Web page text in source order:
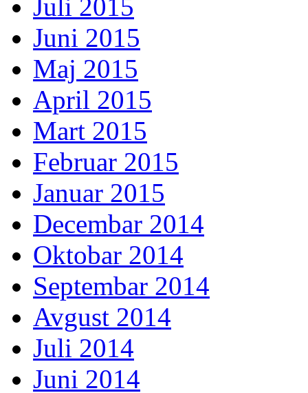
Juli 2015
Juni 2015
Maj 2015
April 2015
Mart 2015
Februar 2015
Januar 2015
Decembar 2014
Oktobar 2014
Septembar 2014
Avgust 2014
Juli 2014
Juni 2014